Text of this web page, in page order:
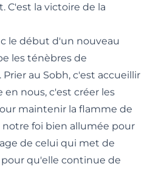
C'est la victoire de la
le début d'un nouveau
les ténèbres de
au Sobh, c'est accueillir
nous, c'est créer les
maintenir la flamme de
foi bien allumée pour
de celui qui met de
qu'elle continue de